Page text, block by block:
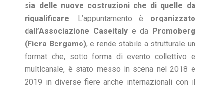
sia delle nuove costruzioni che di quelle da
riqualificare . L’appuntamento è organizzato
dall’Associazione Caseitaly e da Promoberg
(Fiera Bergamo), e rende stabile a strutturale un
format che, sotto forma di evento collettivo e
multicanale, è stato messo in scena nel 2018 e
2019 in diverse fiere anche internazionali con il